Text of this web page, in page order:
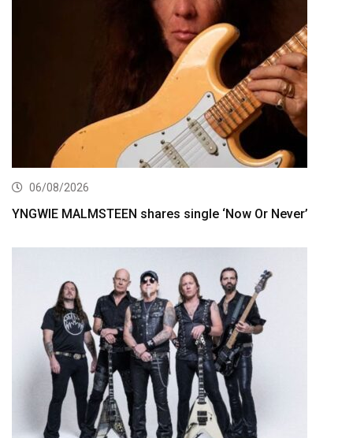
06/08/2026
YNGWIE MALMSTEEN shares single ‘Now Or Never’